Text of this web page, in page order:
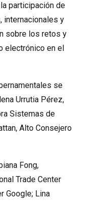
participación de
internacionales y
sobre los retos y
electrónico en el
se
Urrutia Pérez,
Sistemas de
Alto Consejero
Fong,
Trade Center
Google; Lina